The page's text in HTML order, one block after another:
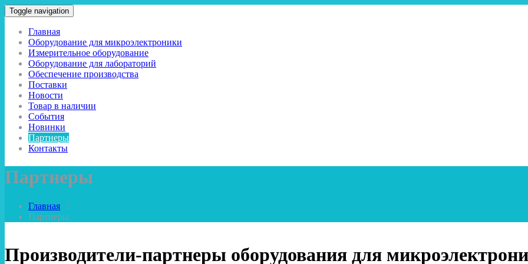
Toggle navigation
Главная
Оборудование для микроэлектроники
Измерительное оборудование
Оборудование для лабораторий
Обеспечение производства
Поставки
Новости
Товар в наличии
События
Новинки
Партнеры
Контакты
Партнеры
Главная /
Партнеры
Производители-партнеры оборудования для